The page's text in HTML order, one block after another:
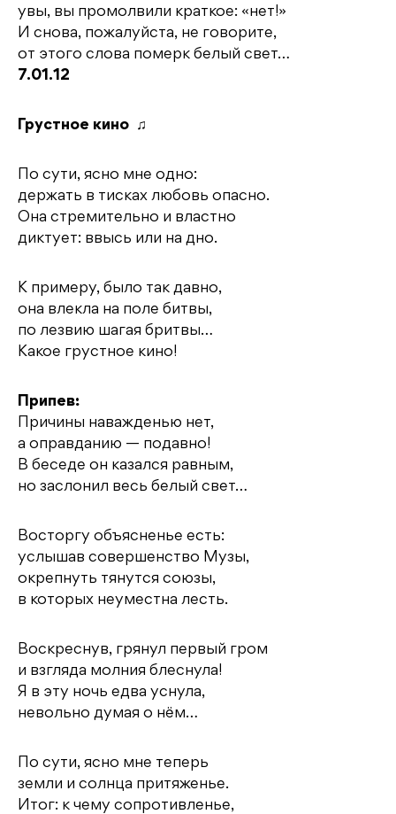
увы, вы промолвили краткое: «нет!»
И снова, пожалуйста, не говорите,
от этого слова померк белый свет…
7.01.12
Грустное кино ♫
По сути, ясно мне одно:
держать в тисках любовь опасно.
Она стремительно и властно
диктует: ввысь или на дно.
К примеру, было так давно,
она влекла на поле битвы,
по лезвию шагая бритвы…
Какое грустное кино!
Припев:
Причины наважденью нет,
а оправданию — подавно!
В беседе он казался равным,
но заслонил весь белый свет…
Восторгу объясненье есть:
услышав совершенство Музы,
окрепнуть тянутся союзы,
в которых неуместна лесть.
Воскреснув, грянул первый гром
и взгляда молния блеснула!
Я в эту ночь едва уснула,
невольно думая о нём…
По сути, ясно мне теперь
земли и солнца притяженье.
Итог: к чему сопротивленье,